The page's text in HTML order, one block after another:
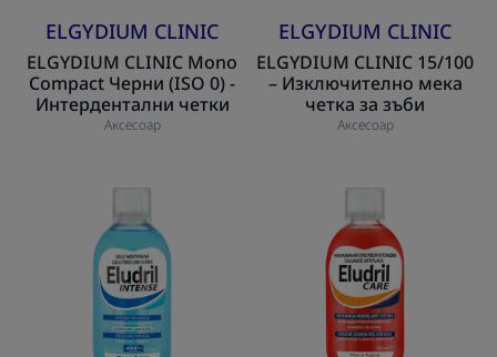
четки
ELGYDIUM CLINIC
ELGYDIUM CLINIC Mono
Compact Черни (ISO 0) -
Интердентални четки
Аксесоар
ELGYDIUM CLINIC
ELGYDIUM CLINIC 15/100
– Изключително мека
четка за зъби
Аксесоар
Intense
Ежедневна
вода
за
уста
Eludril
Care
–
Антиплакова
вода
за
уста